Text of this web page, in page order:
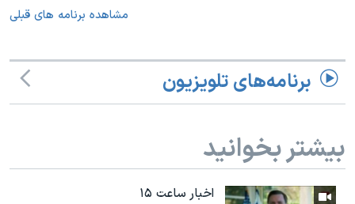
مشاهده برنامه های قبلی
برنامه‌های تلویزیون
بیشتر بخوانید
اخبار ساعت ۱۵